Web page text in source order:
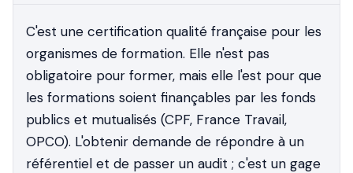
C'est une certification qualité française pour les
organismes de formation. Elle n'est pas
obligatoire pour former, mais elle l'est pour que
les formations soient finançables par les fonds
publics et mutualisés (CPF, France Travail,
OPCO). L'obtenir demande de répondre à un
référentiel et de passer un audit ; c'est un gage